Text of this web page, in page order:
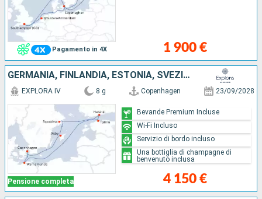
Pagamento in 4X 1 900 €
GERMANIA, FINLANDIA, ESTONIA, SVEZIA, DANIMARCA
Pensione completa
EXPLORA IV 8 g Copenhagen 23/09/2028
4 150 €
Bevande Premium Incluse
Wi-Fi Incluso
Servizio di bordo incluso
Una bottiglia di champagne di
benvenuto inclusa